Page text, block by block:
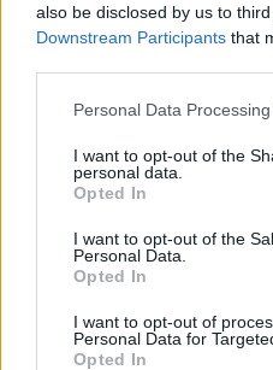
also be disclosed by us to
Downstream Participants that
Personal Data
I want to opt-out of the
personal data.
Opted In
I want to opt-out of the
Personal Data.
Opted In
I want to opt-out of
Personal Data for
Opted In
jugador